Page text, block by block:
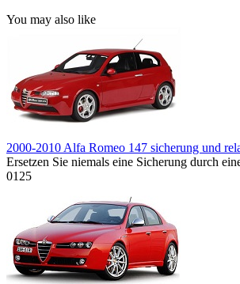
You may also like
2000-2010 Alfa Romeo 147 sicherung und
Ersetzen Sie niemals eine Sicherung durch
0125